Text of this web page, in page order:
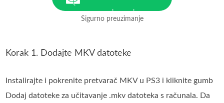
preuzimanje
Za MacOS 10.7 ili noviji
Sigurno preuzimanje
Korak 1. Dodajte MKV datoteke
Instalirajte i pokrenite pretvarač MKV u PS3 i kliknite gumb
Dodaj datoteke za učitavanje .mkv datoteka s računala. Da